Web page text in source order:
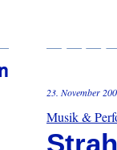
23. November
Musik &